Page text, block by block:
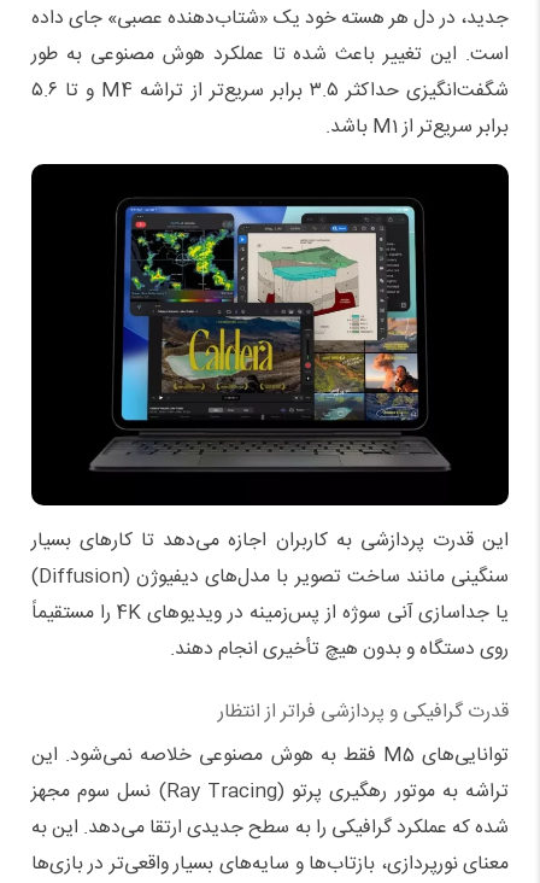
جدید، در دل هر هسته خود یک «شتاب‌دهنده عصبی» جای داده
است. این تغییر باعث شده تا عملکرد هوش مصنوعی به طور
شگفت‌انگیزی حداکثر ۳.۵ برابر سریع‌تر از تراشه M4 و تا ۵.۶
برابر سریع‌تر از M1 باشد.
این قدرت پردازشی به کاربران اجازه می‌دهد تا کارهای بسیار
سنگینی مانند ساخت تصویر با مدل‌های دیفیوژن (Diffusion)
یا جداسازی آنی سوژه از پس‌زمینه در ویدیوهای 4K را مستقیماً
روی دستگاه و بدون هیچ تأخیری انجام دهند.
قدرت گرافیکی و پردازشی فراتر از انتظار
توانایی‌های M5 فقط به هوش مصنوعی خلاصه نمی‌شود. این
تراشه به موتور رهگیری پرتو (Ray Tracing) نسل سوم مجهز
شده که عملکرد گرافیکی را به سطح جدیدی ارتقا می‌دهد. این به
معنای نورپردازی، بازتاب‌ها و سایه‌های بسیار واقعی‌تر در بازی‌ها